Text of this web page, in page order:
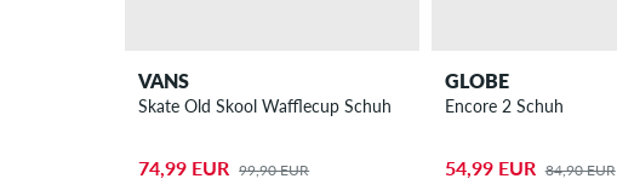
VANS
Skate Old Skool Wafflecup Schuh
74,99 EUR 99,90 EUR
GLOBE
Encore 2 Schuh
54,99 EUR 84,90 EUR